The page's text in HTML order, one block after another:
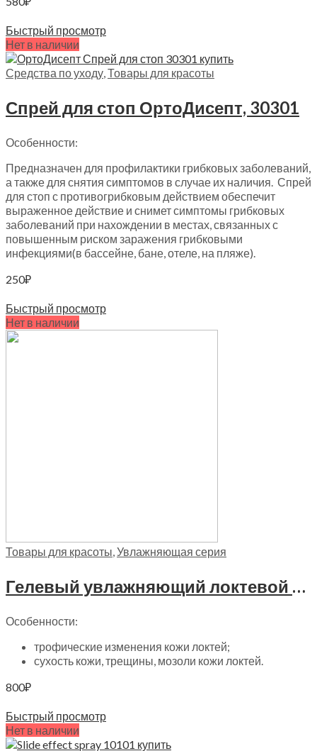
Быстрый просмотр
Нет в наличии
Средства по уходу,Товары для красоты
Спрей для стоп ОртоДисепт, 30301
Особенности:
Предназначен для профилактики грибковых заболеваний,
а также для снятия симптомов в случае их наличия. Спрей
для стоп с противогрибковым действием обеспечит
выраженное действие и снимет симптомы грибковых
заболеваний при нахождении в местах, связанных с
повышенным риском заражения грибковыми
инфекциями(в бассейне, бане, отеле, на пляже).
250₽
Быстрый просмотр
Нет в наличии
Товары для красоты,Увлажняющая серия
Гелевый увлажняющий локтевой бандаж Trives, СТ-76
Особенности:
трофические изменения кожи локтей;
сухость кожи, трещины, мозоли кожи локтей.
800₽
Быстрый просмотр
Нет в наличии